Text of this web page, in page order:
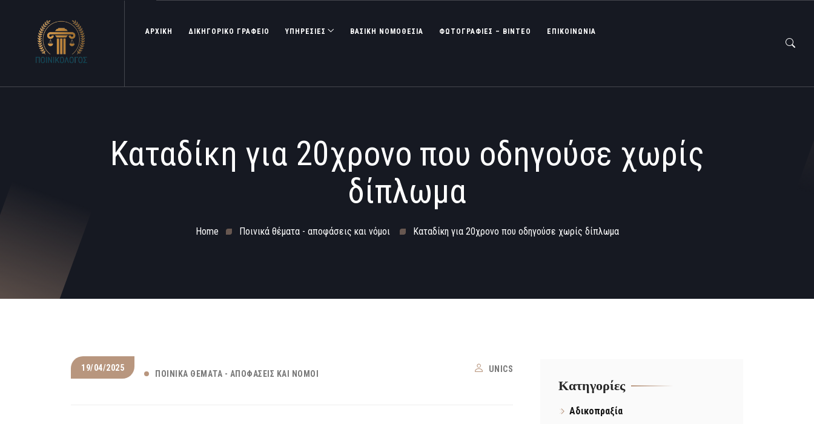
ΑΡΧΙΚΗ ΔΙΚΗΓΟΡΙΚΟ ΓΡΑΦΕΙΟ ΥΠΗΡΕΣΙΕΣ ΒΑΣΙΚΉ ΝΟΜΟΘΕΣΊΑ ΦΩΤΟΓΡΑΦΊΕΣ – ΒΊΝΤΕΟ ΕΠΙΚΟΙΝΩΝΙΑ
Καταδίκη για 20χρονο που οδηγούσε χωρίς
δίπλωμα
Home Ποινικά θέματα - αποφάσεις και νόμοι Καταδίκη για 20χρονο που οδηγούσε χωρίς δίπλωμα
19/04/2025
ΠΟΙΝΙΚΆ ΘΈΜΑΤΑ - ΑΠΟΦΆΣΕΙΣ ΚΑΙ ΝΌΜΟΙ UNICS
Kατηγορίες
Αδικοπραξία